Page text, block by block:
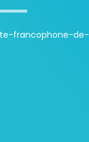
francophone-de-